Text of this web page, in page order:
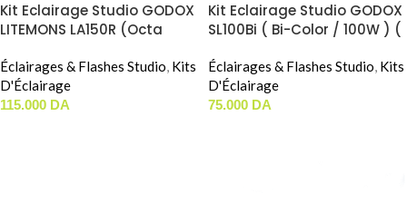
Kit Eclairage Studio GODOX
LITEMONS LA150R (Octa
Éclairages & Flashes Studio, Kits
D'Éclairage
115.000 DA
Kit Eclairage Studio GODOX
SL100Bi ( Bi-Color / 100W ) (
Éclairages & Flashes Studio, Kits
D'Éclairage
75.000 DA